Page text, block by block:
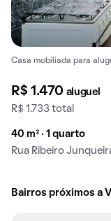
Casa mobiliada para
R$ 1.470 aluguel
R$ 1.733 total
40 m² · 1 quarto
Rua Ribeiro
Bairros próximos a